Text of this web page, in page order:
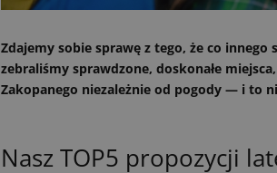
Zdajemy sobie sprawę z tego, że co
zebraliśmy sprawdzone, doskonałe
Zakopanego niezależnie od pogody — i to
Nasz TOP5 propozycji